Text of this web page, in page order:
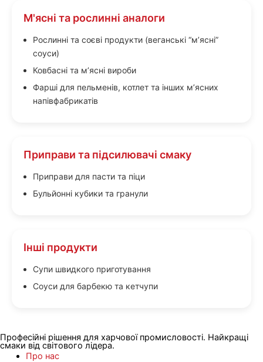
М'ясні та рослинні аналоги
Рослинні та соєві продукти (веганські “м’ясні”
соуси)
Ковбасні та м’ясні вироби
Фарші для пельменів, котлет та інших м’ясних
напівфабрикатів
Приправи та підсилювачі смаку
Приправи для пасти та піци
Бульйонні кубики та гранули
Інші продукти
Супи швидкого приготування
Соуси для барбекю та кетчупи
Професійні рішення для харчової промисловості. Найкращі
смаки від світового лідера.
Про нас